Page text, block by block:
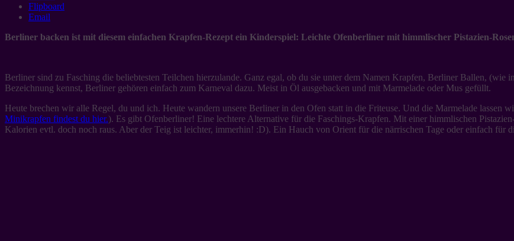
Flipboard
Email
Berliner backen ist mit diesem einfachen Krapfen-Rezept ein Kinderspiel: Leichte Ofenberliner mit himmlischer Pistazien-
Berliner sind zu Fasching die beliebtesten Teilchen hierzulande. Ganz egal, ob du sie unter dem Namen Krapfen, Berliner Ballen, (wie
Bezeichnung kennst, Berliner gehören einfach zum Karneval dazu. Meist in Öl ausgebacken und mit Marmelade oder Mus gefüllt.
Heute brechen wir alle Regel, du und ich. Heute wandern unsere Berliner in den Ofen statt in die Friteuse. Und die Marmelade lassen
Minikrapfen findest du hier.). Es gibt Ofenberliner! Eine lechtere Alternative für die Faschings-Krapfen. Mit einer himmlischen
Kalorien evtl. doch noch raus. Aber der Teig ist leichter, immerhin! :D). Ein Hauch von Orient für die närrischen Tage oder einfach für